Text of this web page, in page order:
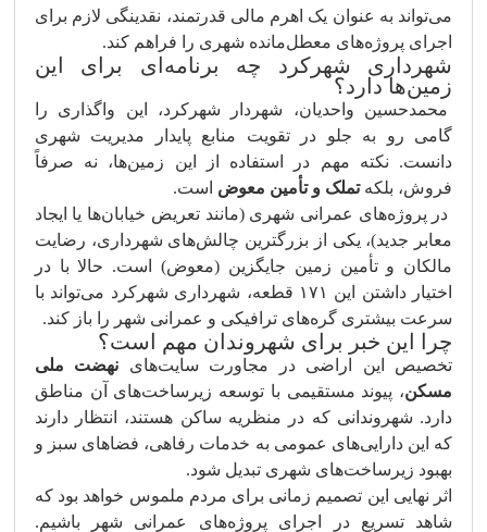
می‌تواند به عنوان یک اهرم مالی قدرتمند، نقدینگی لازم برای
اجرای پروژه‌های معطل‌مانده شهری را فراهم کند.
شهرداری شهرکرد چه برنامه‌ای برای این
زمین‌ها دارد؟
محمدحسین واحدیان، شهردار شهرکرد، این واگذاری را
گامی رو به جلو در تقویت منابع پایدار مدیریت شهری
دانست. نکته مهم در استفاده از این زمین‌ها، نه صرفاً
فروش، بلکهتملک و تأمین معوض است.
در پروژه‌های عمرانی شهری (مانند تعریض خیابان‌ها یا ایجاد
معابر جدید)، یکی از بزرگترین چالش‌های شهرداری، رضایت
مالکان و تأمین زمین جایگزین (معوض) است. حالا با در
اختیار داشتن این ۱۷۱ قطعه، شهرداری شهرکرد می‌تواند با
سرعت بیشتری گره‌های ترافیکی و عمرانی شهر را باز کند.
چرا این خبر برای شهروندان مهم است؟
تخصیص این اراضی در مجاورت سایت‌های نهضت ملی
مسکن، پیوند مستقیمی با توسعه زیرساخت‌های آن مناطق
دارد. شهروندانی که در منظریه ساکن هستند، انتظار دارند
که این دارایی‌های عمومی به خدمات رفاهی، فضاهای سبز و
بهبود زیرساخت‌های شهری تبدیل شود.
اثر نهایی این تصمیم زمانی برای مردم ملموس خواهد بود که
شاهد تسریع در اجرای پروژه‌های عمرانی شهر باشیم.